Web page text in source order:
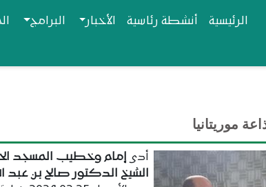
Navigationالرئيسية أنشطة رئاسية الأخبار البرامج
موريتانيا
أدى إمام وخطيب المسجد
الشيخ الدكتور صالح بن عبد